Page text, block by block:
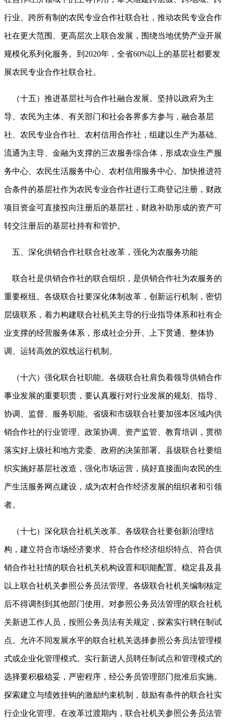
行业、跨所有制的农民专业合作社联合社，推动农民专业合作
社在更大范围、更高层次上联合发展，围绕当地优势产业开展
规模化系列化服务。到2020年，全省60%以上的基层社都要发
展农民专业合作社联合社。
（十五）推进基层社与合作社融合发展。坚持以政府为主
导、农民为主体、有关部门和社会各界多方参与，融合基层
社、农民专业合作社、农村信用合作社，组建以生产为基础、
流通为主导、金融为支撑的三农服务综合体，形成农业生产服
务中心、农民生活服务中心、农村信用服务中心。加快推进符
合条件的基层社作为农民专业合作社进行工商登记注册，财政
项目资金可直接投向注册后的基层社，财政补助形成的资产可
转交注册后的基层社持有和管护。
五、深化供销合作社联合社改革，强化为农服务功能
联合社是供销合作社的联合组织，是供销合作社为农服务的
重要枢纽。各级联合社要深化体制改革，创新运行机制，密切
层级联系，着力构建联合社机关主导的行业指导体系和社有企
业支撑的经营服务体系，形成社企分开、上下贯通、整体协
调、运转高效的双线运行机制。
（十六）强化联合社职能。各级联合社肩负着领导供销合作
事业发展的重要职责，要认真履行对行业发展的规划、指导、
协调、监督、服务职能。省级和市级联合社要加强本区域内供
销合作社的行业管理、政策协调、资产监管、教育培训，贯彻
落实好上级社和地方党委、政府的决策部署。县级联合社要组
织实施好基层社改造，强化市场运营，搞好直接面向农民的生
产生活服务网点建设，成为农村合作经济发展的组织者和引领
者。
（十七）深化联合社机关改革。各级联合社要创新治理结
构，建立符合市场经济要求、符合合作经济组织特点、符合供
销合作社社情的联合社机关机构设置和职能配置。稳定县及县
以上联合社机关参照公务员法管理。各级联合社机关编制核定
后不得调剂到其他部门使用。对参照公务员法管理的联合社机
关新进工作人员，按照公务员法有关规定，探索实行聘任制试
点。允许不同发展水平的联合社机关选择参照公务员法管理模
式或企业化管理模式。实行新进人员聘任制试点和管理模式的
选择要积极稳妥，严密程序，经公务员管理部门批准后实施。
探索建立与绩效挂钩的激励约束机制，鼓励有条件的联合社实
行企业化管理。在改革过渡期内，联合社机关参照公务员法管